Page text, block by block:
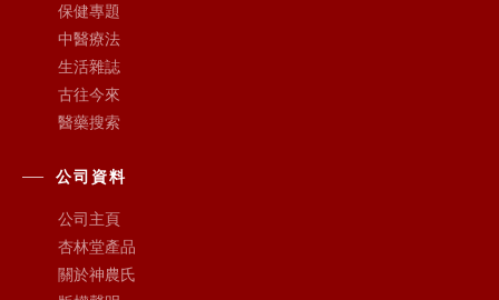
保健專題
中醫療法
生活雜誌
古往今來
醫藥搜索
公司資料
公司主頁
杏林堂產品
關於神農氏